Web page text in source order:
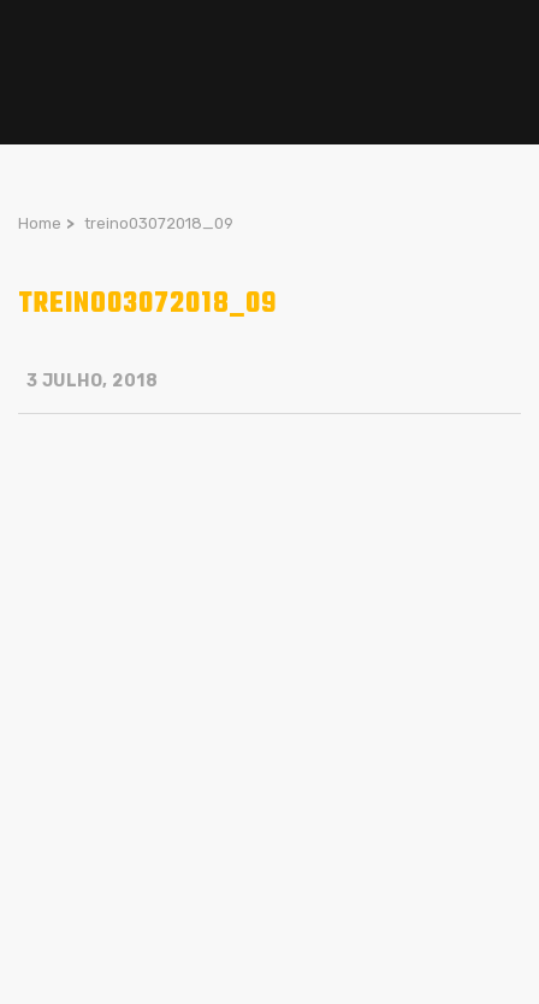
Home > treino03072018_09
TREINO03072018_09
3 JULHO, 2018